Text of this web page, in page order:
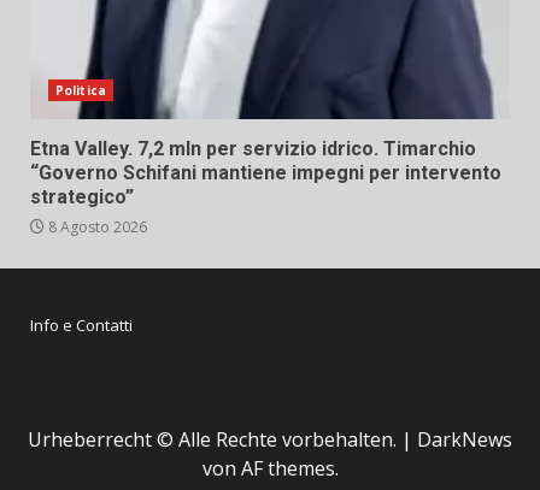
Politica
Etna Valley. 7,2 mln per servizio idrico. Timarchio
“Governo Schifani mantiene impegni per intervento
strategico”
8 Agosto 2026
Info e Contatti
Urheberrecht © Alle Rechte vorbehalten. | DarkNews
von AF themes.